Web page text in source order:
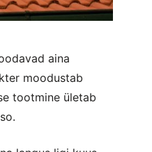
aina
moodustab
tootmine ületab